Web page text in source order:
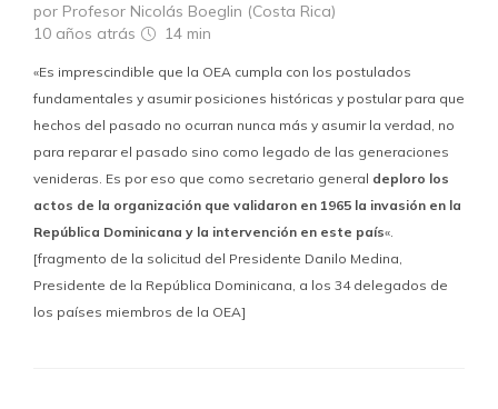
por Profesor Nicolás Boeglin (Costa Rica)
10 años atrás
14 min
«Es imprescindible que la OEA cumpla con los postulados
fundamentales y asumir posiciones históricas y postular para que
hechos del pasado no ocurran nunca más y asumir la verdad, no
para reparar el pasado sino como legado de las generaciones
venideras. Es por eso que como secretario general deploro los
actos de la organización que validaron en 1965 la invasión en la
República Dominicana y la intervención en este país«.
[fragmento de la solicitud del Presidente Danilo Medina,
Presidente de la República Dominicana, a los 34 delegados de
los países miembros de la OEA]